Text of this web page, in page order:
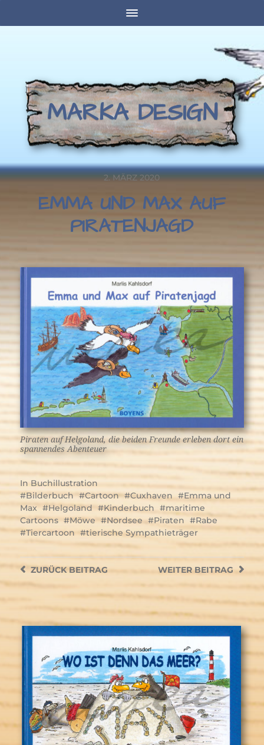
MARKA DESIGN
2. MÄRZ 2020
EMMA UND MAX AUF
PIRATENJAGD
Piraten auf Helgoland, die beiden Freunde erleben dort ein
spannendes Abenteuer
InBuchillustration
Bilderbuch
Cartoon Cuxhaven
Emma und
Max
Helgoland Kinderbuch
maritime
Cartoons
Möwe Nordsee Piraten
Rabe
Tiercartoon
tierische Sympathieträger
WEITERBEITRAG
ZURÜCKBEITRAG